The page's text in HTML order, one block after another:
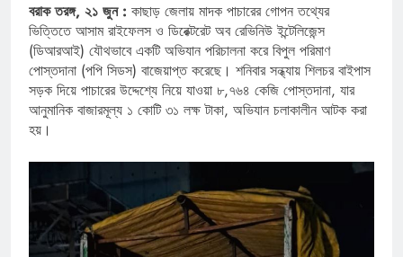
বরাক তরঙ্গ, ২১ জুন : কাছাড় জেলায় মাদক পাচারের গোপন তথ্যের
ভিত্তিতে আসাম রাইফেলস ও ডিরেক্টরেট অব রেভিনিউ ইন্টেলিজেন্স
(ডিআরআই) যৌথভাবে একটি অভিযান পরিচালনা করে বিপুল পরিমাণ
পোস্তদানা (পপি সিডস) বাজেয়াপ্ত করেছে। শনিবার সন্ধ্যায় শিলচর বাইপাস
সড়ক দিয়ে পাচারের উদ্দেশ্যে নিয়ে যাওয়া ৮,৭৬৪ কেজি পোস্তদানা, যার
আনুমানিক বাজারমূল্য ১ কোটি ৩১ লক্ষ টাকা, অভিযান চলাকালীন আটক করা
হয়।